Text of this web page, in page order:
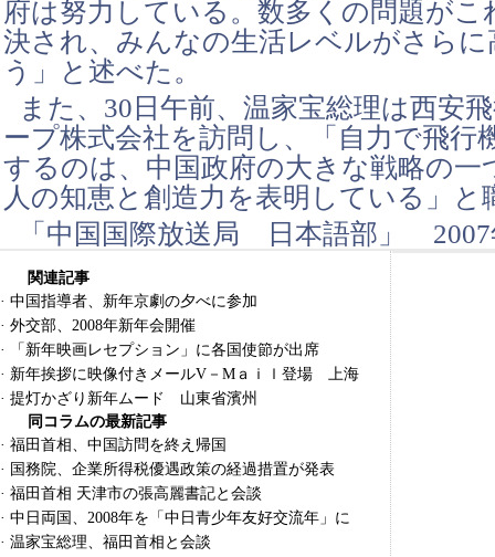
府は努力している。数多くの問題がこ
決され、みんなの生活レベルがさら
う」と述べた。
また、30日午前、温家宝総理は西安
ープ株式会社を訪問し、「自力で飛行
するのは、中国政府の大きな戦略の一
人の知恵と創造力を表明している」と
「中国国際放送局 日本語部」 2007
関連記事
· 中国指導者、新年京劇の夕べに参加
· 外交部、2008年新年会開催
·
「新年映画レセプション」に各国使節が出席
· 新年挨拶に映像付きメールV－Mａｉｌ登場 上海
· 提灯かざり新年ムード 山東省濱州
同コラムの最新記事
· 福田首相、中国訪問を終え帰国
· 国務院、企業所得税優遇政策の経過措置が発表
· 福田首相 天津市の張高麗書記と会談
· 中日両国、2008年を「中日青少年友好交流年」に
· 温家宝総理、福田首相と会談